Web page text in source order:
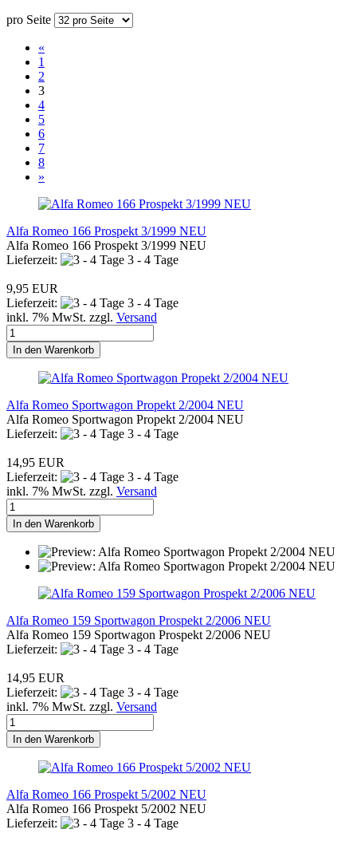
pro Seite
«
1
2
3
4
5
6
7
8
»
Alfa Romeo 166 Prospekt 3/1999 NEU
Alfa Romeo 166 Prospekt 3/1999 NEU
Lieferzeit:
3 - 4 Tage
9,95 EUR
Lieferzeit:
3 - 4 Tage
inkl. 7% MwSt. zzgl. Versand
In den Warenkorb
Alfa Romeo Sportwagon Propekt 2/2004 NEU
Alfa Romeo Sportwagon Propekt 2/2004 NEU
Lieferzeit:
3 - 4 Tage
14,95 EUR
Lieferzeit:
3 - 4 Tage
inkl. 7% MwSt. zzgl. Versand
In den Warenkorb
Alfa Romeo 159 Sportwagon Prospekt 2/2006 NEU
Alfa Romeo 159 Sportwagon Prospekt 2/2006 NEU
Lieferzeit:
3 - 4 Tage
14,95 EUR
Lieferzeit:
3 - 4 Tage
inkl. 7% MwSt. zzgl. Versand
In den Warenkorb
Alfa Romeo 166 Prospekt 5/2002 NEU
Alfa Romeo 166 Prospekt 5/2002 NEU
Lieferzeit:
3 - 4 Tage